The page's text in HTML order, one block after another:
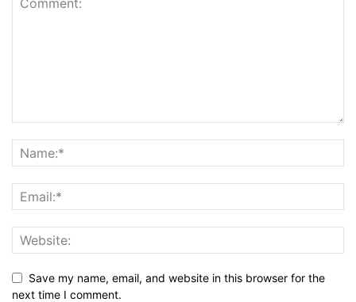
Save my name, email, and website in this browser for the
next time I comment.